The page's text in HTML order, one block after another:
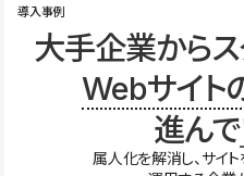
導入事例
大手企業からス
Webサイト
進んで
属人化を解消し、サイ